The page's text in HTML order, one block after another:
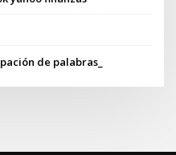
de palabras_